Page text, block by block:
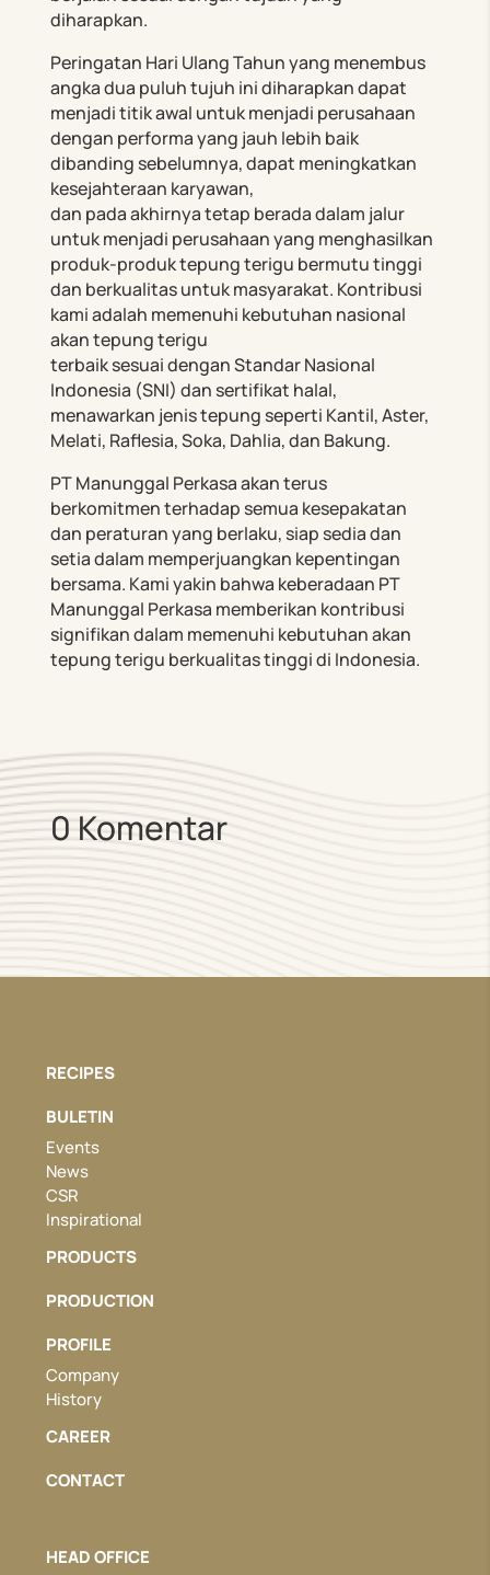
diharapkan.
Peringatan Hari Ulang Tahun yang menembus
angka dua puluh tujuh ini diharapkan dapat
menjadi titik awal untuk menjadi perusahaan
dengan performa yang jauh lebih baik
dibanding sebelumnya, dapat meningkatkan
kesejahteraan karyawan,
dan pada akhirnya tetap berada dalam jalur
untuk menjadi perusahaan yang menghasilkan
produk-produk tepung terigu bermutu tinggi
dan berkualitas untuk masyarakat. Kontribusi
kami adalah memenuhi kebutuhan nasional
akan tepung terigu
terbaik sesuai dengan Standar Nasional
Indonesia (SNI) dan sertifikat halal,
menawarkan jenis tepung seperti Kantil, Aster,
Melati, Raflesia, Soka, Dahlia, dan Bakung.
PT Manunggal Perkasa akan terus
berkomitmen terhadap semua kesepakatan
dan peraturan yang berlaku, siap sedia dan
setia dalam memperjuangkan kepentingan
bersama. Kami yakin bahwa keberadaan PT
Manunggal Perkasa memberikan kontribusi
signifikan dalam memenuhi kebutuhan akan
tepung terigu berkualitas tinggi di Indonesia.
0 Komentar
RECIPES
BULETIN
Events
News
CSR
Inspirational
PRODUCTS
PRODUCTION
PROFILE
Company
History
CAREER
CONTACT
HEAD OFFICE